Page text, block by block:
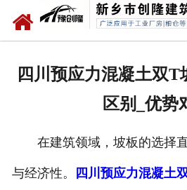
四川预应力混凝土双T
区别_优势
在建筑领域，坡板的选择直
与经济性。 四川预应力混凝土